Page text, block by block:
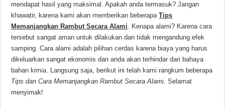
mendapat hasil yang maksimal. Apakah anda termasuk? Jangan
khawatir, karena kami akan memberikan beberapaTips
Memanjangkan Rambut Secara Alami. Kenapa alami? Karena cara
tersebut sangat aman untuk dilakukan dan tidak mengandung efek
samping. Cara alami adalah pilihan cerdas karena biaya yang harus
dikeluarkan sangat ekonomis dan anda akan terhindar dari bahaya
bahan kimia. Langsung saja, berikut ini telah kami rangkum beberapa
Tips dan Cara Memanjangkan Rambut Secara Alami. Selamat
menyimak!